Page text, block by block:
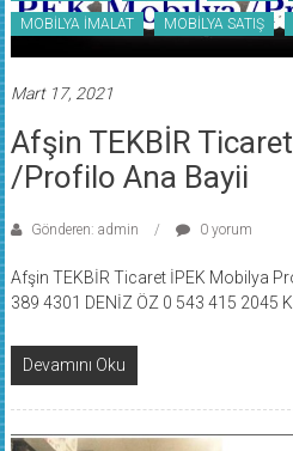
MOBİLYA İMALAT MOBİLYA SATIŞ
Mart 17, 2021
Afşin TEKBİR
/Profilo Ana Bayii
Gönderen: admin 0 yorum
Afşin TEKBİR Ticaret İPEK Mobilya
389 4301 DENİZ ÖZ 0 543 415 2045
Devamını Oku